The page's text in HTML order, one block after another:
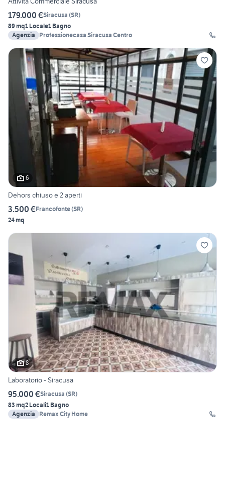
179.000 €Siracusa (SR)
89 mq1 Locale1 Bagno
Agenzia
Professionecasa Siracusa Centro
6
Dehors chiuso e 2 aperti
3.500 €Francofonte(SR)
24 mq
8
Laboratorio - Siracusa
95.000 €Siracusa (SR)
83 mq2 Locali1 Bagno
Agenzia
Remax City Home